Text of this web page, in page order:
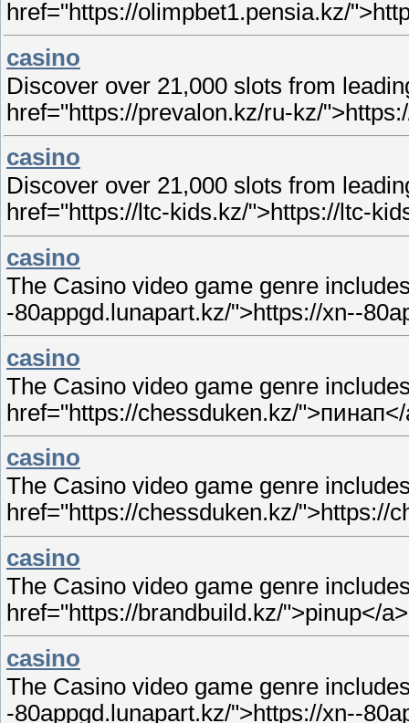
href="https://olimpbet1.pensia.kz/
casino
Discover over 21,000 slots from
href="https://prevalon.kz/ru-kz/
casino
Discover over 21,000 slots from
href="https://ltc-kids.kz/">https://ltc-
casino
The Casino video game genre
-80appgd.lunapart.kz/">https://xn--
casino
The Casino video game genre
href="https://chessduken.kz/
casino
The Casino video game genre
href="https://chessduken.kz/">https://
casino
The Casino video game genre
href="https://brandbuild.kz/">pinup</a>
casino
The Casino video game genre
-80appgd.lunapart.kz/">https://xn--